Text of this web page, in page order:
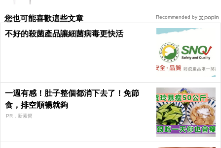
您也可能喜歡這些文章
不好的殺菌產品讓細菌病毒更快活
一週有感！肚子整個都消下去了！免節
食，排空順暢就夠
PR．新素簡
Recommended by